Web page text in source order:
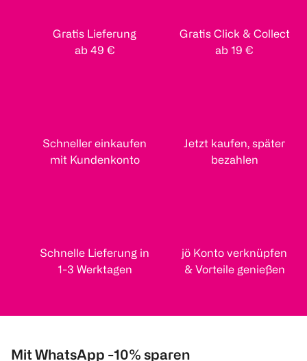
Gratis Lieferung
ab 49 €
Gratis Click & Collect
ab 19 €
Schneller einkaufen
mit Kundenkonto
Jetzt kaufen, später
bezahlen
Schnelle Lieferung in
1-3 Werktagen
jö Konto verknüpfen
& Vorteile genießen
Mit WhatsApp -10% sparen